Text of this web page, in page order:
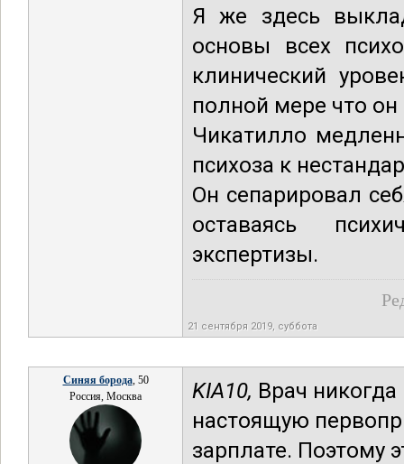
Я же здесь
основы всех
клинический
полной мере что он
Чикатилло
психоза к
Он сепарировал
оставаясь
экспертизы.
21 сентября 2019, суббота
Синяя борода, 50
Россия, Москва
KIA10, Врач
настоящую
зарплате. Поэтому